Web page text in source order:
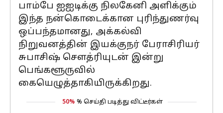
பாம்பே ஐஐடிக்கு நிலகேனி அளிக்கும்
இந்த நன்கொடைக்கான புரிந்துணர்வு
ஒப்பந்தமானது, அக்கல்வி
நிறுவனத்தின் இயக்குநர் பேராசிரியர்
சுபாசிஷ் சௌத்ரியுடன் இன்று
பெங்களூருவில்
கையெழுத்தாகியிருக்கிறது.
50% % செய்தி படித்து விட்டீர்கள்